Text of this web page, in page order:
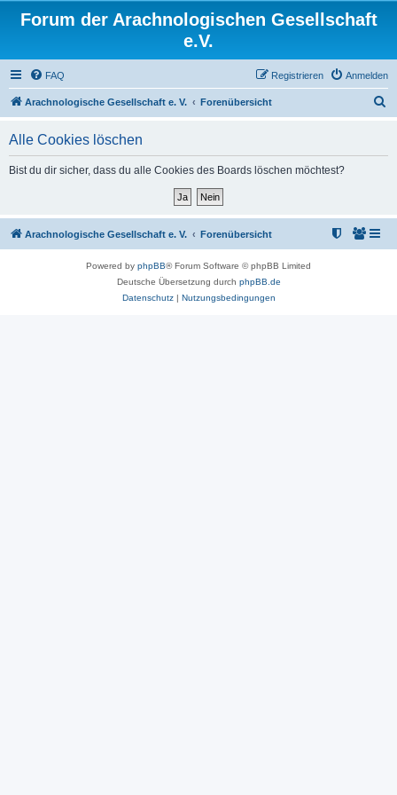
Forum der Arachnologischen Gesellschaft
e.V.
FAQ Anmelden
Registrieren
Arachnologische Gesellschaft e. V. Forenübersicht
Alle Cookies löschen
Bist du dir sicher, dass du alle Cookies des Boards löschen möchtest?
Arachnologische Gesellschaft e. V. Forenübersicht
Powered by phpBB® Forum Software © phpBB Limited
Deutsche Übersetzung durch phpBB.de
Datenschutz| Nutzungsbedingungen